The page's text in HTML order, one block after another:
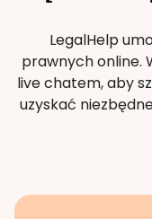
LegalHelp
prawnych online.
live chatem, aby
uzyskać